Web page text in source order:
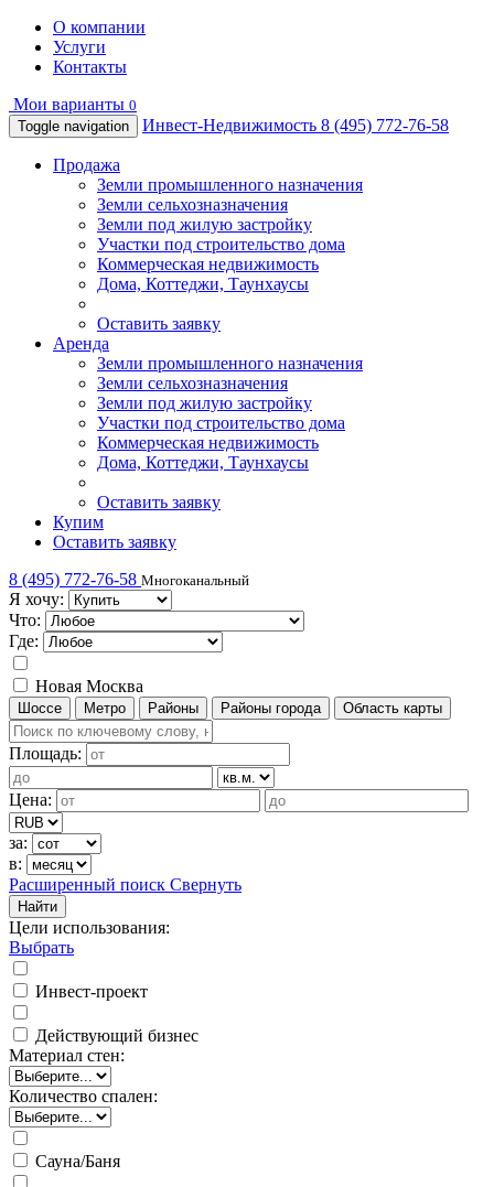
О компании
Услуги
Контакты
Мои варианты 0
Toggle navigation
Инвест-Недвижимость 8 (495) 772-76-58
Продажа
Земли промышленного назначения
Земли сельхозназначения
Земли под жилую застройку
Участки под строительство дома
Коммерческая недвижимость
Дома, Коттеджи, Таунхаусы
Оставить заявку
Аренда
Земли промышленного назначения
Земли сельхозназначения
Земли под жилую застройку
Участки под строительство дома
Коммерческая недвижимость
Дома, Коттеджи, Таунхаусы
Оставить заявку
Купим
Оставить заявку
8 (495) 772-76-58 Многоканальный
Я хочу:
Что:
Где:
Новая Москва
Шоссе Метро Районы Районы города Область карты
Площадь:
Цена:
за:
в:
Расширенный поиск Свернуть
Найти
Цели использования:
Выбрать
Инвест-проект
Действующий бизнес
Материал стен:
Количество спален:
Сауна/Баня